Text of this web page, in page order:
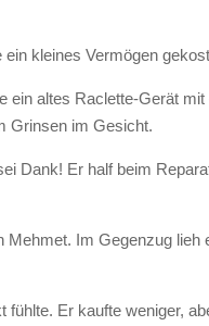
kleines Vermögen
altes Raclette-Gerät
Grinsen im Gesicht.
Dank! Er half beim
Im Gegenzug
Er kaufte weniger,